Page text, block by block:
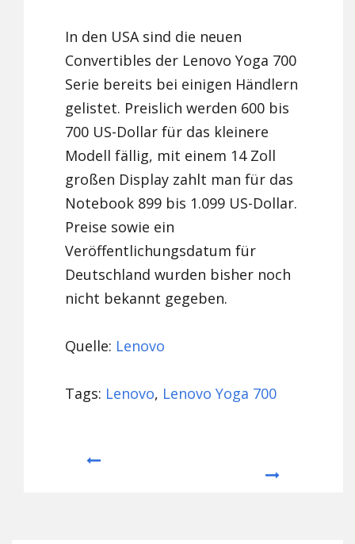
In den USA sind die neuen
Convertibles der Lenovo Yoga 700
Serie bereits bei einigen Händlern
gelistet. Preislich werden 600 bis
700 US-Dollar für das kleinere
Modell fällig, mit einem 14 Zoll
großen Display zahlt man für das
Notebook 899 bis 1.099 US-Dollar.
Preise sowie ein
Veröffentlichungsdatum für
Deutschland wurden bisher noch
nicht bekannt gegeben.
Quelle: Lenovo
Tags: Lenovo, Lenovo Yoga 700